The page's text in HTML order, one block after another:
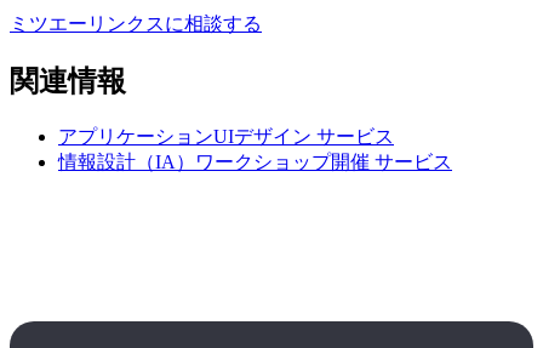
ミツエーリンクスに相談する
関連情報
アプリケーションUIデザイン サービス
情報設計（IA）ワークショップ開催 サービス